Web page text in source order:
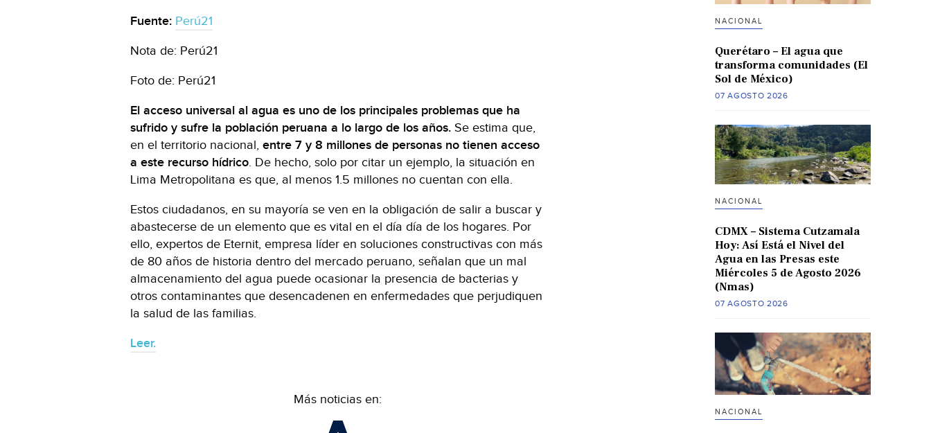
Fuente: Perú21
Nota de: Perú21
Foto de: Perú21
El acceso universal al agua es uno de los principales problemas que ha
sufrido y sufre la población peruana a lo largo de los años. Se estima que,
en el territorio nacional, entre 7 y 8 millones de personas no tienen acceso
a este recurso hídrico. De hecho, solo por citar un ejemplo, la situación en
Lima Metropolitana es que, al menos 1.5 millones no cuentan con ella.
Estos ciudadanos, en su mayoría se ven en la obligación de salir a buscar y
abastecerse de un elemento que es vital en el día día de los hogares. Por
ello, expertos de Eternit, empresa líder en soluciones constructivas con más
de 80 años de historia dentro del mercado peruano, señalan que un mal
almacenamiento del agua puede ocasionar la presencia de bacterias y
otros contaminantes que desencadenen en enfermedades que perjudiquen
la salud de las familias.
Leer.
Más noticias en:
NACIONAL
Querétaro – El agua que
transforma comunidades (El
Sol de México)
07 AGOSTO 2026
NACIONAL
CDMX – Sistema Cutzamala
Hoy: Así Está el Nivel del
Agua en las Presas este
Miércoles 5 de Agosto 2026
(Nmas)
07 AGOSTO 2026
NACIONAL